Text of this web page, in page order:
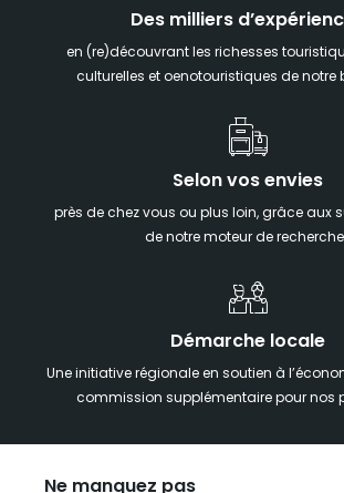
Des milliers
en (re)découvrant les richesses
culturelles et oenotouristiques de notre
Selon vos envies
près de chez vous ou plus loin, grâce aux
de notre moteur de
Démarche locale
Une initiative régionale en soutien à
commission supplémentaire pour nos
Ne manquez pas